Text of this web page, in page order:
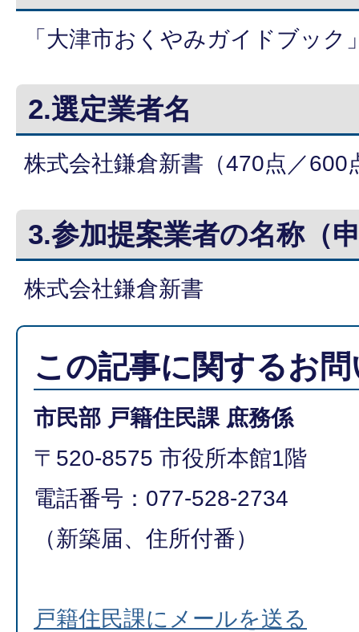
「大津市おくやみガイドブック
2.選定業者名
株式会社鎌倉新書（470点／600
3.参加提案業者の名称（
株式会社鎌倉新書
この記事に関するお
市民部 戸籍住民課 庶務係
〒520-8575 市役所本館1階
電話番号：077-528-2734
（新築届、住所付番）
戸籍住民課にメールを送る